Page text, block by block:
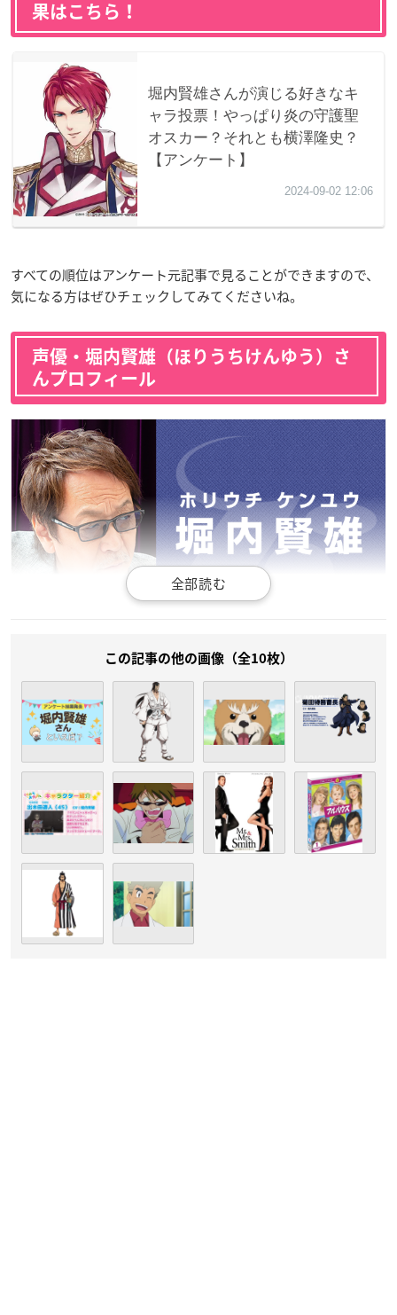
果はこちら！
すべての順位はアンケート元記事で見ることができますので、
気になる方はぜひチェックしてみてくださいね。
声優・堀内賢雄（ほりうちけんゆう）さ
んプロフィール
（引用：「ケンユウオフィス」公式サイト
静岡県出身の堀内さんは、ケンユウオフィスの代表取締役を務
めており、今年で66歳を迎えます
元々はDJとして活躍されていましたが、次第に役者に興味を惹
かれ事務所に所属。声優としての活動をスタートさせます。
これまでに多数の主要キャラクターを演じ、俳優のブラッド・
ピットさんをはじめ、数多くの外国映画や海外ドラマの吹き替
えも担当。
2012年に開催された第6回声優アワードでは、その年に声優と
いう職業を最も世の中に浸透させた功労者へ贈られる「富山敬
賞」を受賞されました。
この記事の他の画像（全10枚）